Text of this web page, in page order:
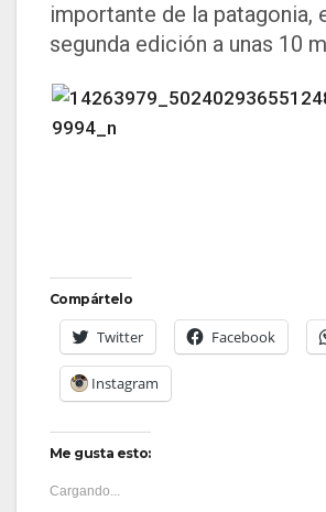
importante de la patagonia,
segunda edición a unas 10
Compártelo
Twitter Facebook
Instagram
Me gusta esto:
Cargando...